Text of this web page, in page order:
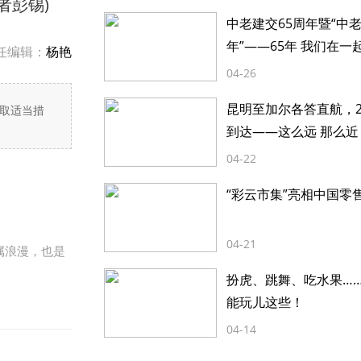
彭锡)
编辑： 杨艳
适当措
漫，也是
中老建交65周年暨“中
年”——65年 我们在一
04-26
昆明至加尔各答直航，
到达——这么远 那么近
04-22
“彩云市集”亮相中国零
04-21
扮虎、跳舞、吃水果
能玩儿这些！
04-14